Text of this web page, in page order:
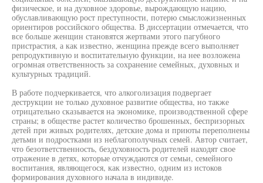
физическое, и на духовное здоровье, вырождающую нацию,
обуславливающую рост преступности, потерю смысложизненных
ориентиров российского общества. В диссертации отмечается, что
все больше женщин становятся жертвами этого пагубного
пристрастия, а как известно, женщина прежде всего выполняет
репродуктивную и воспитательную функции, на нее возложена
огромная ответственность за сохранение семейных, духовных и
культурных традиций.
В работе подчеркивается, что алкоголизация подвергает
деструкции не только духовное развитие общества, но также
отрицательно сказывается на экономике, производственной сфере
страны; в обществе растет количество брошенных, беспризорных
детей при живых родителях, детские дома и приюты переполнены
детьми и подростками из неблагополучных семей. Автор считает,
что безответственность, бездуховность родителей находят свое
отражение в детях, которые отчуждаются от семьи, семейного
воспитания, являющегося, как известно, одним из истоков
формирования духовного начала в индивиде.